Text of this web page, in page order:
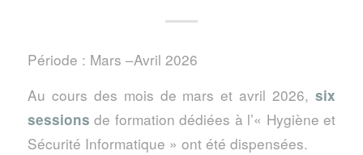
Période : Mars –Avril 2026
Au cours des mois de mars et avril 2026,six
sessions de formation dédiées à l’« Hygiène et
Sécurité Informatique » ont été dispensées.